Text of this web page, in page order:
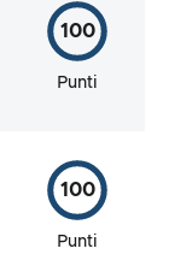
100
Punti
100
Punti